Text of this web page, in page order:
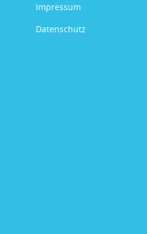
Impressum
Datenschutz